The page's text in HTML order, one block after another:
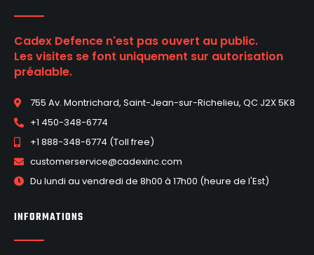
Cadex Defence n'est pas ouvert au public.
Les visites se font uniquement sur autorisation
préalable.
755 Av. Montrichard, Saint-Jean-sur-Richelieu, QC J2X 5K8
+1 450-348-6774
+1 888-348-6774 (Toll free)
customerservice@cadexinc.com
Du lundi au vendredi de 8h00 à 17h00 (heure de l'Est)
INFORMATIONS